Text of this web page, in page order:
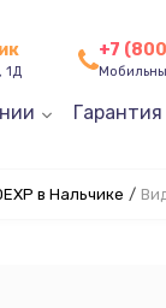
1Д
+7
Гарантия
в Нальчике /